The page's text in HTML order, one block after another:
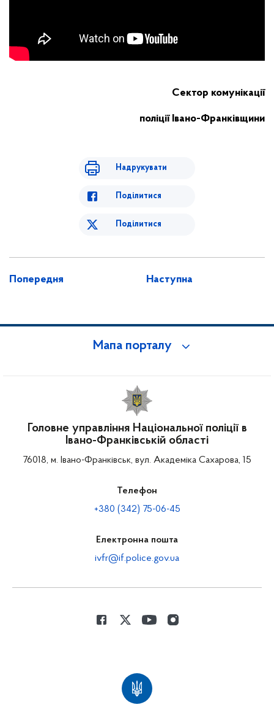
Сектор комунікації
поліції Івано-Франківщини
Надрукувати
Поділитися
Поділитися
Попередня Наступна
Мапа порталу
Головне управління Національної поліції в
Івано-Франківській області
76018, м. Івано-Франківськ, вул. Академіка Сахарова, 15
Телефон
+380 (342) 75-06-45
Електронна пошта
ivfr@if.police.gov.ua